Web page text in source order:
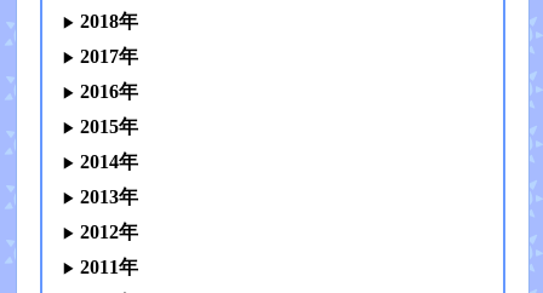
2018年
2017年
2016年
2015年
2014年
2013年
2012年
2011年